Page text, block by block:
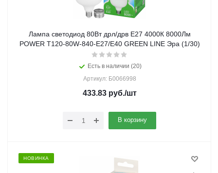
Лампа светодиод 80Вт дрл/дрв Е27 4000К 8000Лм
POWER T120-80W-840-E27/E40 GREEN LINE Эра (1/30)
Есть в наличии (20)
Артикул: Б0066998
433.83руб./шт
В корзину
НОВИНКА